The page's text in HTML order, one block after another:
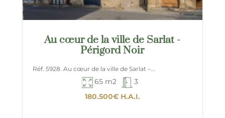
Au cœur de la ville de Sarlat -
Périgord Noir
Réf. 5928. Au cœur de la ville de Sarlat –...
65 m2
3
180.500€H.A.I.